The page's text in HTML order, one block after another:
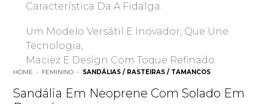
Característica Da A Fidalga.
Um Modelo Versátil E Inovador, Que Une
Tecnologia,
Maciez E Design Com Toque Refinado.
HOME » FEMININO » SANDÁLIAS / RASTEIRAS / TAMANCOS
Sandália Em Neoprene Com Solado Em